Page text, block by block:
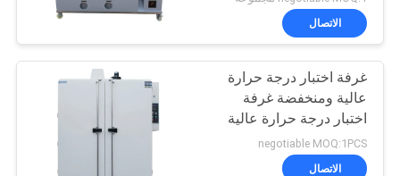
جولة
في
المعمل
اتصل
الاتصال
غرفة اختبار درجة حرارة
عالية ومنخفضة غرفة
اختبار درجة حرارة عالية
منخفضة غرفة اختبار بيئية
negotiable MOQ:1PCS
الاتصال